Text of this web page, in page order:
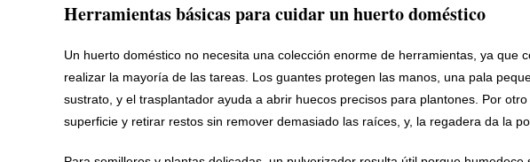
Herramientas básicas para cuidar un huerto doméstico
Un huerto doméstico no necesita una colección enorme de herramientas, ya que
realizar la mayoría de las tareas. Los guantes protegen las manos, una pala
sustrato, y el trasplantador ayuda a abrir huecos precisos para plantones. Por
superficie y retirar restos sin remover demasiado las raíces, y, la regadera da la